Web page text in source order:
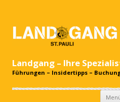
Landgang – Ihre
Führungen – Insidertipps –